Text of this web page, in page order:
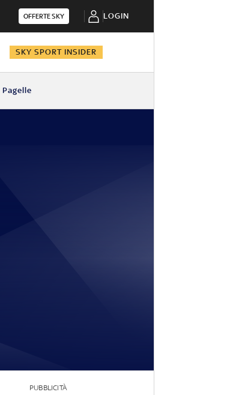
OFFERTE SKY LOGIN
SKY SPORT INSIDER
Pagelle
PUBBLICITÀ